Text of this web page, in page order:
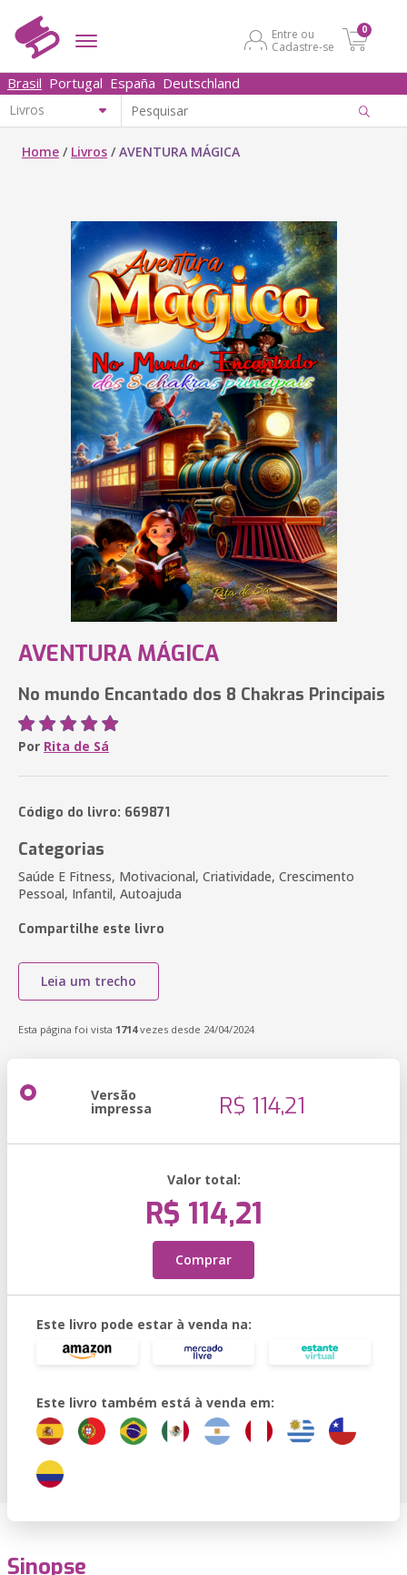
Entre ou
Cadastre-se
0
Brasil Portugal España Deutschland
Home / Livros /AVENTURA MÁGICA
AVENTURA MÁGICA
No mundo Encantado dos 8 Chakras Principais
Por Rita de Sá
Código do livro: 669871
Categorias
Saúde E Fitness, Motivacional, Criatividade, Crescimento
Pessoal, Infantil, Autoajuda
Compartilhe este livro
Leia um trecho
Esta página foi vista 1714vezes desde 24/04/2024
Versão
impressa R$ 114,21
Valor total:
R$ 114,21
Comprar
Este livro pode estar à venda na:
Este livro também está à venda em:
Sinopse